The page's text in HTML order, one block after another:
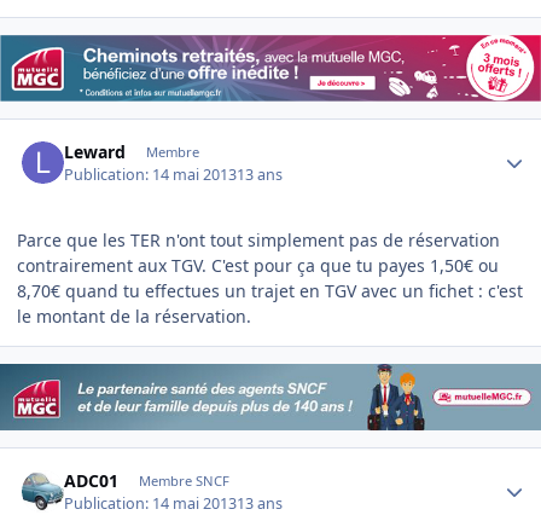
Leward Membre
Publication: 14 mai 201313 ans
Parce que les TER n'ont tout simplement pas de réservation
contrairement aux TGV. C'est pour ça que tu payes 1,50€ ou
8,70€ quand tu effectues un trajet en TGV avec un fichet : c'est
le montant de la réservation.
ADC01 Membre SNCF
Publication: 14 mai 201313 ans